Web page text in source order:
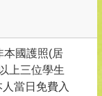
本國護照(居
$699
上三位學生
生證並同時
當日免費入